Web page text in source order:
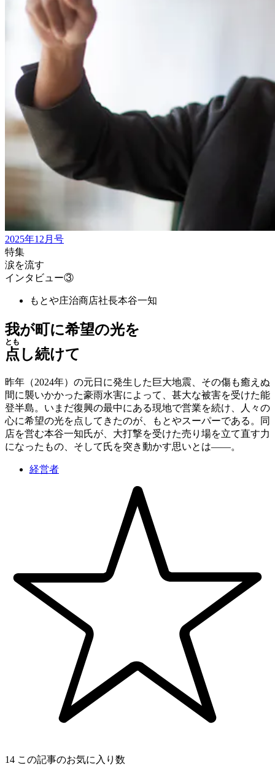
2025年12月号
特集
涙を流す
インタビュー③
もとや庄治商店社長本谷一知
我が町に希望の光を
点
とも
し続けて
昨年（2024年）の元日に発生した巨大地震、その傷も癒えぬ
間に襲いかかった豪雨水害によって、甚大な被害を受けた能
登半島。いまだ復興の最中にある現地で営業を続け、人々の
心に希望の光を点してきたのが、もとやスーパーである。同
店を営む本谷一知氏が、大打撃を受けた売り場を立て直す力
になったもの、そして氏を突き動かす思いとは――。
経営者
14 この記事のお気に入り数